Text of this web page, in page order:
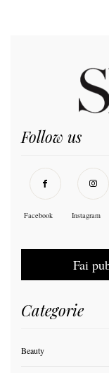
Follow us
Facebook Instagram
Fai
Categorie
Beauty